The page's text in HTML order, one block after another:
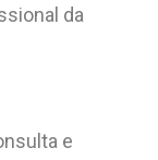
da
e